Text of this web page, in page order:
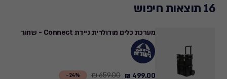
16 תוצאות חיפוש
מערכת כלים מודולרית ניידת Connect - שחור
24%-
Price
499.00 ₪
659.00 ₪